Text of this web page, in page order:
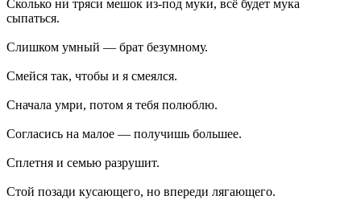
Сколько ни тряси мешок из-под муки, всё будет мука
сыпаться.
Слишком умный — брат безумному.
Смейся так, чтобы и я смеялся.
Сначала умри, потом я тебя полюблю.
Согласись на малое — получишь большее.
Сплетня и семью разрушит.
Стой позади кусающего, но впереди лягающего.